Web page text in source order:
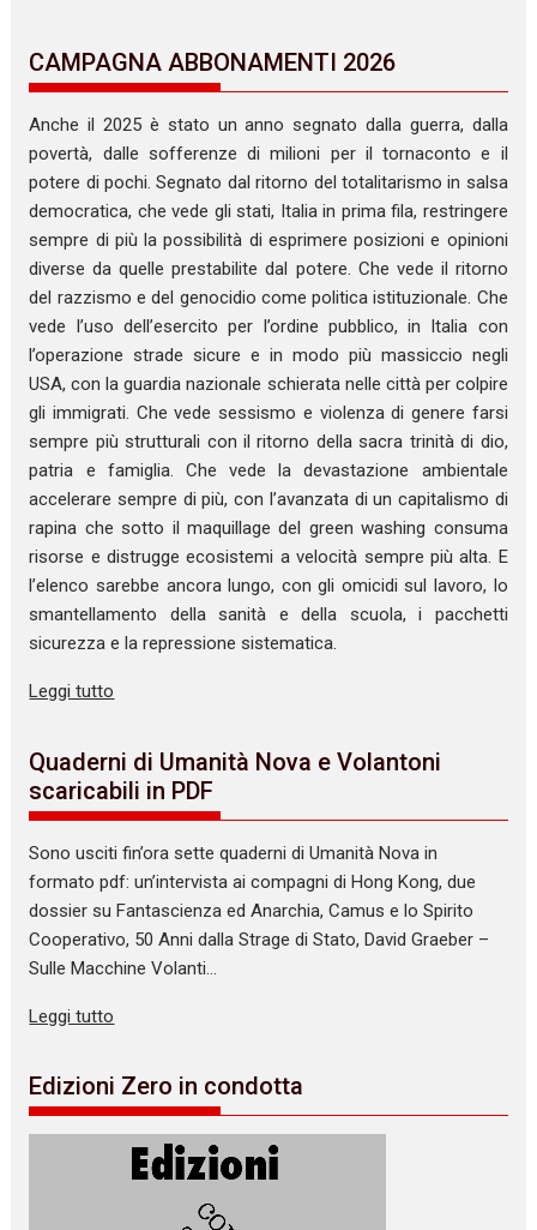
CAMPAGNA ABBONAMENTI 2026
Anche il 2025 è stato un anno segnato dalla guerra, dalla
povertà, dalle sofferenze di milioni per il tornaconto e il
potere di pochi. Segnato dal ritorno del totalitarismo in salsa
democratica, che vede gli stati, Italia in prima fila, restringere
sempre di più la possibilità di esprimere posizioni e opinioni
diverse da quelle prestabilite dal potere. Che vede il ritorno
del razzismo e del genocidio come politica istituzionale. Che
vede l’uso dell’esercito per l’ordine pubblico, in Italia con
l’operazione strade sicure e in modo più massiccio negli
USA, con la guardia nazionale schierata nelle città per colpire
gli immigrati. Che vede sessismo e violenza di genere farsi
sempre più strutturali con il ritorno della sacra trinità di dio,
patria e famiglia. Che vede la devastazione ambientale
accelerare sempre di più, con l’avanzata di un capitalismo di
rapina che sotto il maquillage del green washing consuma
risorse e distrugge ecosistemi a velocità sempre più alta. E
l’elenco sarebbe ancora lungo, con gli omicidi sul lavoro, lo
smantellamento della sanità e della scuola, i pacchetti
sicurezza e la repressione sistematica.
Leggi tutto
Quaderni di Umanità Nova e Volantoni
scaricabili in PDF
Sono usciti fin’ora sette quaderni di Umanità Nova in
formato pdf: un’intervista ai compagni di Hong Kong, due
dossier su Fantascienza ed Anarchia, Camus e lo Spirito
Cooperativo, 50 Anni dalla Strage di Stato, David Graeber –
Sulle Macchine Volanti…
Leggi tutto
Edizioni Zero in condotta